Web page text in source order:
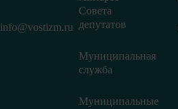
Совета
депутатов
Муниципальная
служба
Муниципальные
info@vostizm.ru